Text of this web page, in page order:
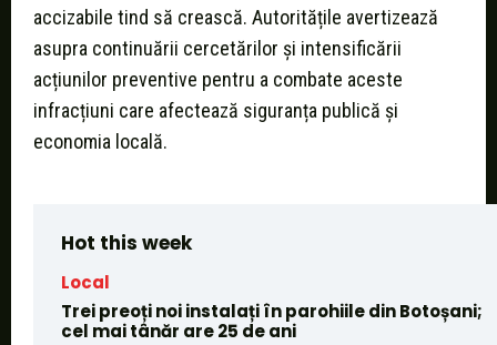
accizabile tind să crească. Autoritățile avertizează
asupra continuării cercetărilor și intensificării
acțiunilor preventive pentru a combate aceste
infracțiuni care afectează siguranța publică și
economia locală.
Hot this week
Local
Trei preoți noi instalați în parohiile din Botoșani;
cel mai tânăr are 25 de ani